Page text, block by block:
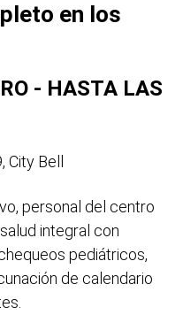
en los
- HASTA LAS
Bell
personal del centro
integral con
pediátricos,
de calendario